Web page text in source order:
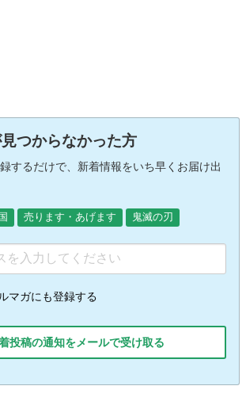
つからなかった方
するだけで、新着情報をいち早くお届け出
売ります・あげます 鬼滅の刃
マガにも登録する
投稿の通知をメールで受け取る